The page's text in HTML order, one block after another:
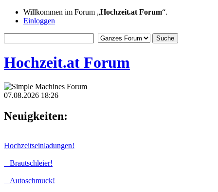
Willkommen im Forum „Hochzeit.at Forum“.
Einloggen
Hochzeit.at Forum
07.08.2026 18:26
Neuigkeiten:
Hochzeitseinladungen!
Brautschleier!
Autoschmuck!